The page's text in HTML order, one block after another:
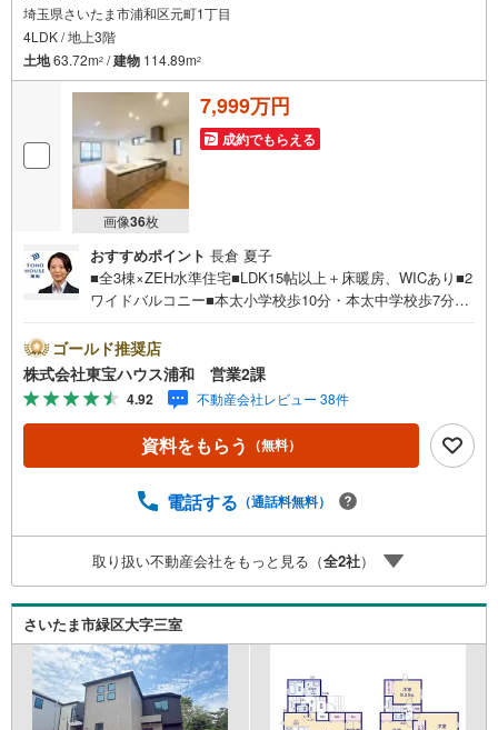
埼玉県さいたま市浦和区元町1丁目
4LDK / 地上3階
土地63.72m2 /建物 114.89m2
画像36枚
7,999万円
成約でもらえる
おすすめポイント 長倉 夏子
■全3棟×ZEH水準住宅■LDK15帖以上＋床暖房、WICあり■2
ワイドバルコニー■本太小学校歩10分・本太中学校歩7分お
間:7:00～22:00（年中無休）こちらの時間帯はお電話での
お問い合わせがスムーズにご案内できますぜひお気軽にご
連絡下さい！東宝ハウスライフソリューションズグルー
プ 東宝ハウス浦和 特別提携金利〔一例〕東宝ハウス浦
和の住宅ローン■変動金利全期間引下げプラン⇒住宅ローン
金利優遇割の最大適用《0.89％》と某信用金庫金利1.275％
万円※2026年7月末実行分まで（審査・要件があります）◇
ライフパートナーが直接ご対応ライフプランニング、かけ
つけサポート、Club Offプレミアムなど多彩なサービスがご
ざいます
ゴールド推奨店
株式会社東宝ハウス浦和 営業2課
4.92 不動産会社レビュー 38件
資料をもらう （無料）
電話する （通話料無料）
取り扱い不動産会社をもっと見る（全2社）
さいたま市緑区大字三室